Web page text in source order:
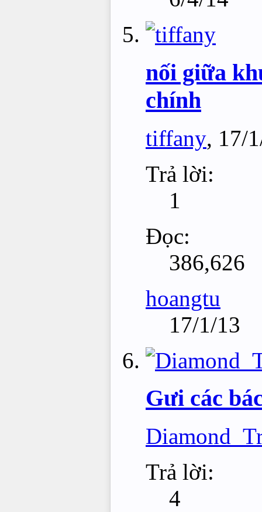
nối giữa
chính
tiffany, 17/
Trả lời:
1
Đọc:
386,626
hoangtu
17/1/13
Gưi các
Trả lời:
4